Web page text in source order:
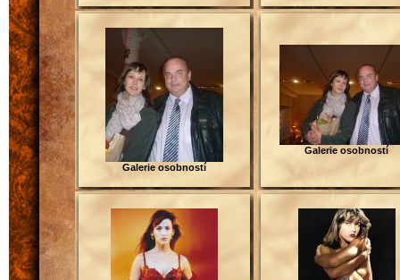
Galerie osobností
Galerie osobností